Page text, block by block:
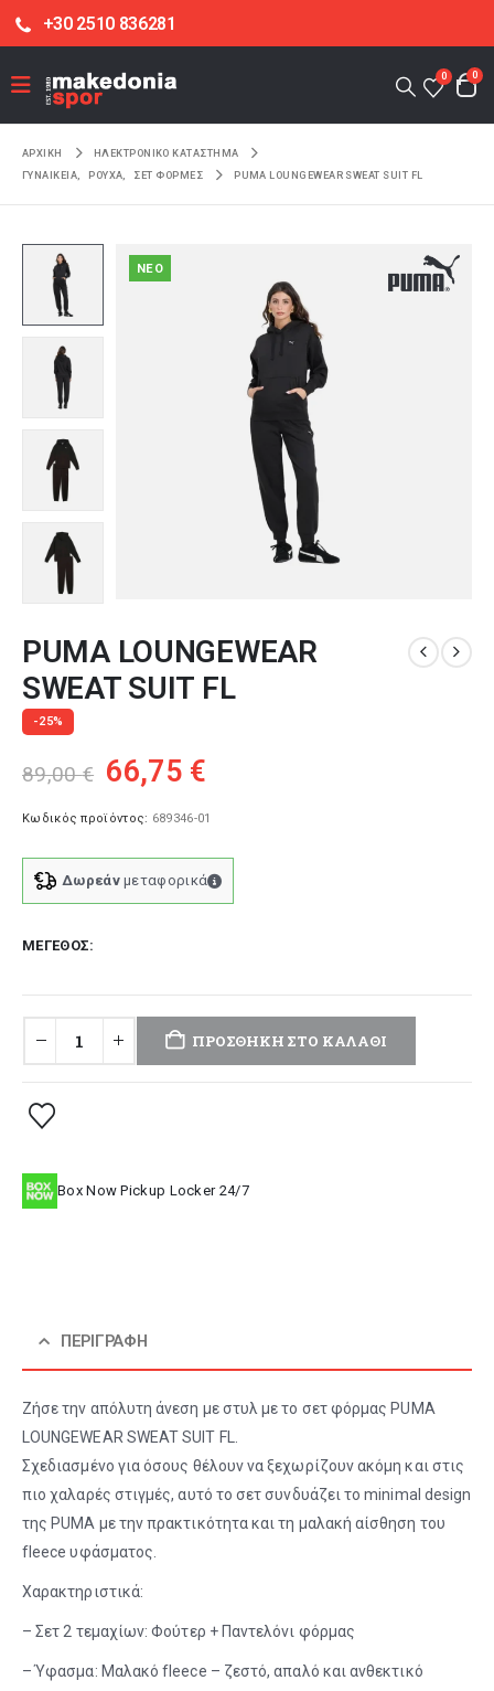
+30 2510 836281
0 0
ΑΡΧΙΚΉ
ΗΛΕΚΤΡΟΝΙΚΌ ΚΑΤΆΣΤΗΜΑ
ΓΥΝΑΙΚΕΙΑ
ΡΟΥΧΑ ΣΕΤ ΦΟΡΜΕΣ PUMA LOUNGEWEAR SWEAT SUIT FL
NEO
PUMA LOUNGEWEAR
SWEAT SUIT FL
-25%
89,00€ Original
was:
89,00 €.
66,75 €
τιμή
είναι:
66,75 €.
Κωδικός προϊόντος: 689346-01
Δωρεάνμεταφορικά
ΜΈΓΕΘΟΣ
ΠΡΟΣΘΉΚΗ ΣΤΟ ΚΑΛΆΘΙ
Box Now Pickup Locker 24/7
ΠΕΡΙΓΡΑΦΉ
Ζήσε την απόλυτη άνεση με στυλ με το σετ φόρμας PUMA
LOUNGEWEAR SWEAT SUIT FL.
Σχεδιασμένο για όσους θέλουν να ξεχωρίζουν ακόμη και στις
πιο χαλαρές στιγμές, αυτό το σετ συνδυάζει το minimal design
της PUMA με την πρακτικότητα και τη μαλακή αίσθηση του
fleece υφάσματος.
Χαρακτηριστικά:
– Σετ 2 τεμαχίων: Φούτερ + Παντελόνι φόρμας
– Ύφασμα: Μαλακό fleece – ζεστό, απαλό και ανθεκτικό